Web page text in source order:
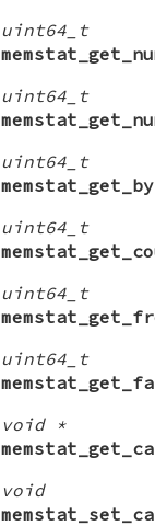
uint64_t
uint64_t
uint64_t
uint64_t
uint64_t
uint64_t
void *
void